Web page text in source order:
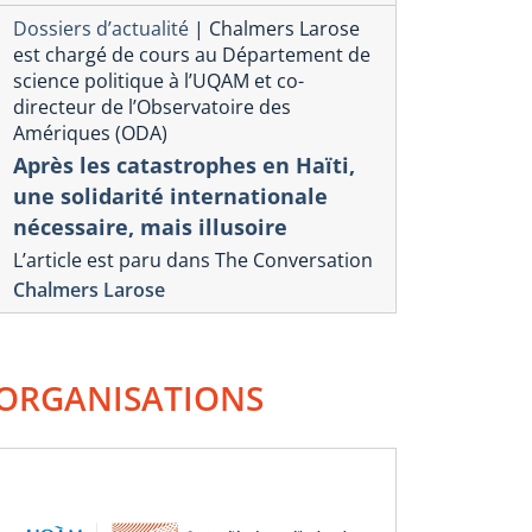
commerciale américaine
?
2025
Olivier l’Homme
Dossiers d’actualité | Chalmers Larose
est chargé de cours au Département de
science politique à l’UQAM et co-
directeur de l’Observatoire des
Amériques (ODA)
Après les catastrophes en Haïti,
une solidarité internationale
nécessaire, mais illusoire
L’article est paru dans The Conversation
Chalmers Larose